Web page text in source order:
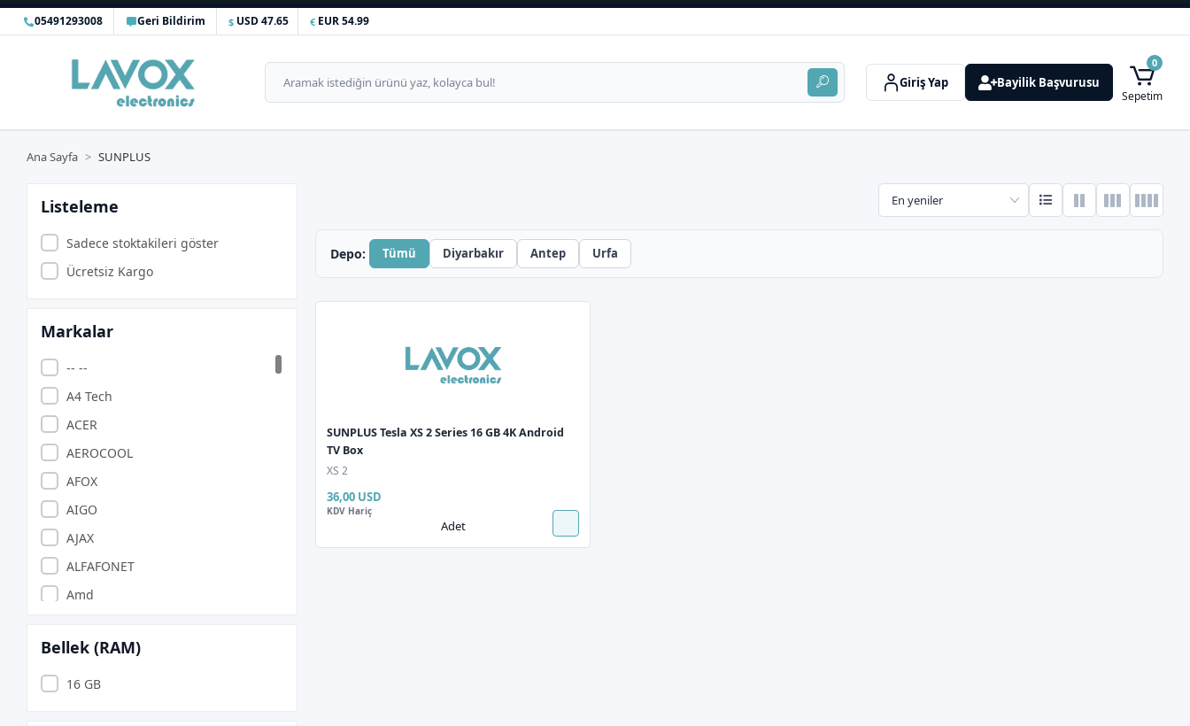
05491293008 Geri Bildirim USD 47.65 EUR 54.99
Giriş Yap Bayilik Başvurusu
0
Sepetim
Ana Sayfa SUNPLUS
Listeleme
Sadece stoktakileri göster
Ücretsiz Kargo
Markalar
-- --
A4 Tech
ACER
AEROCOOL
AFOX
AIGO
AJAX
ALFAFONET
Amd
APACER
APARATCI
Bellek (RAM)
16 GB
Depo: Tümü Diyarbakır Antep Urfa
SUNPLUS Tesla XS 2 Series 16 GB 4K Android
TV Box
XS 2
36,00 USD
KDV Hariç
Adet